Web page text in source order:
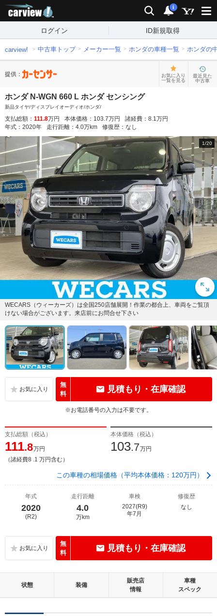
検索 通知
i
ログイン ID新規取得
carview! 中古車トップ メーカー一覧 ホンダの車種一覧 ホンダの
提供：
お気に入り
一覧を見る
最近見た
中古車
ホンダ N-WGN 660 L ホンダ センシング
新品タイヤ/ディスプレイオーディオ/ホンダ/
支払総額： 111.8万円 本体価格： 103.7万円 諸経費： 8.1万円
年式： 2020年 走行距離： 4.0万km 修復歴： なし
1/20
WECARS（ウィーカーズ）は全国250店舗展開！作業の都合上、車両をご覧頂
けない場合がございます。来店前にお問合せ下さい
無
料
見積もり・在庫確認
※お電話番号の入力は不要です。
支払総額（税込）
111.8万円
（諸経費8 .1 万円含む）
本体価格（税込）
103.7万円
この車種の相場価格（平均本体価格：120万円）
年式
2020
(R2)
走行距離
4.0
万km
車検
2027(R9)
年7月
修復歴
なし
無
料
見積もり・在庫確認
状態 装備
販売店
情報
車種
スペック